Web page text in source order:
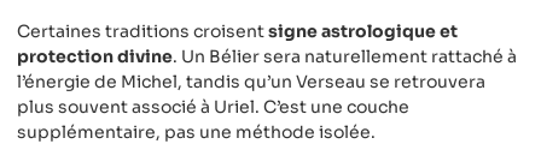
Certaines traditions croisentsigne astrologique et
protection divine. Un Bélier sera naturellement rattaché à
l’énergie de Michel, tandis qu’un Verseau se retrouvera
plus souvent associé à Uriel. C’est une couche
supplémentaire, pas une méthode isolée.